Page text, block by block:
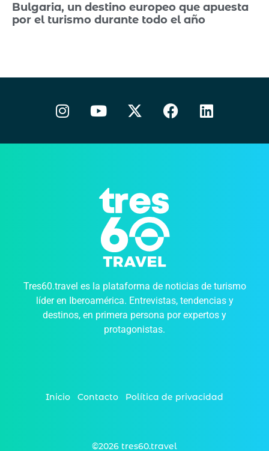
Bulgaria, un destino europeo que apuesta
por el turismo durante todo el año
Tres60.travel es la plataforma de noticias de turismo
líder en Iberoamérica. Entrevistas, tendencias y
destinos, en primera persona por expertos y
protagonistas.
Inicio Contacto Política de privacidad
©2026 tres60.travel